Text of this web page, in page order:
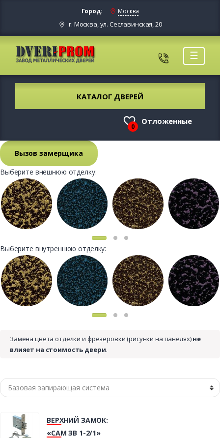
Город: Москва
г. Москва, ул. Сеславинская, 20
☰
КАТАЛОГ ДВЕРЕЙ
0
Отложенные
Вызов замерщика
Выберите внешнюю отделку:
Выберите внутреннюю отделку:
Замена цвета отделки и фрезеровки (рисунки на панелях)не
влияет на стоимость двери.
ВЕРХНИЙ ЗАМОК:
«САМ ЗВ 1-2/1»